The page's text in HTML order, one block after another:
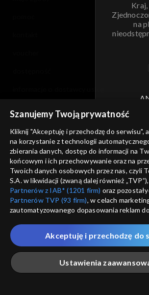
na
Szanujemy Twoją prywatność
Kliknij "Akceptuję i przechodzę do serwisu",
na korzystanie z technologii
zbierania danych, dostęp do informacji na
końcowym i ich przechowywanie oraz na
Twoich danych osobowych przez nas, czyli
S.A. w likwidacji (zwaną dalej również „TVP”),
Partnerów z IAB* (1201 firm) oraz
Partnerów TVP (93 firm), w celach
zautomatyzowanego dopasowania reklam
które wskazujemy poniżej, a także zgody na
przez nas identyfikatora PPID do Google.
Twoje dane osobowe zbierane podczas
Ciebie naszych
poszczególnych serwisów
„Portalem”, w tym informacje zapisywane za
Ustawienia
Akceptuję i przechodzę do